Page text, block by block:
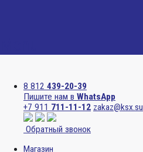
8 812 439-20-39
Пишите нам в WhatsApp
+7 911 711-11-12 zakaz@ksx.su
Обратный звонок
Магазин